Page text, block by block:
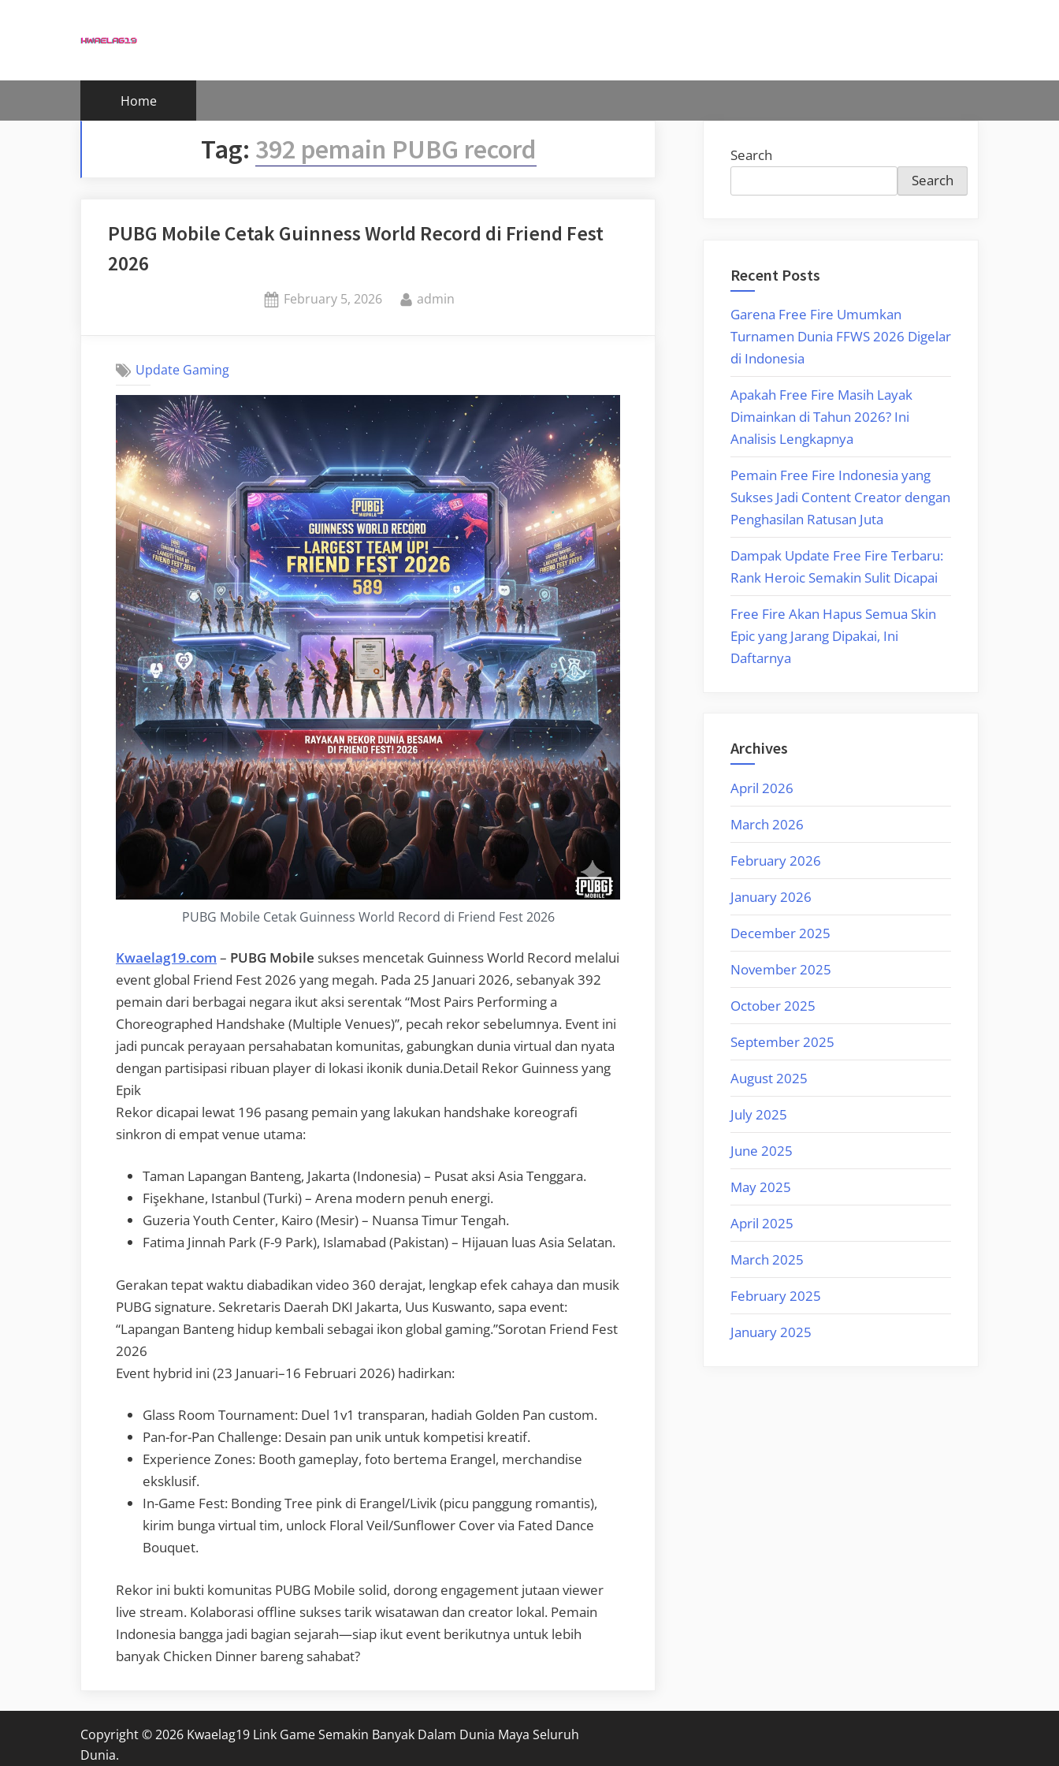
Home
Tag: 392 pemain PUBG record
PUBG Mobile Cetak Guinness World Record di Friend Fest
2026
Posted
February 5, 2026 By
admin
Update Gaming
PUBG Mobile Cetak Guinness World Record di Friend Fest 2026
Kwaelag19.com – PUBG Mobile sukses mencetak Guinness World Record melalui
event global Friend Fest 2026 yang megah. Pada 25 Januari 2026, sebanyak 392
pemain dari berbagai negara ikut aksi serentak “Most Pairs Performing a
Choreographed Handshake (Multiple Venues)”, pecah rekor sebelumnya. Event ini
jadi puncak perayaan persahabatan komunitas, gabungkan dunia virtual dan nyata
dengan partisipasi ribuan player di lokasi ikonik dunia.Detail Rekor Guinness yang
Epik
Rekor dicapai lewat 196 pasang pemain yang lakukan handshake koreografi
sinkron di empat venue utama:
Taman Lapangan Banteng, Jakarta (Indonesia) – Pusat aksi Asia Tenggara.
Fişekhane, Istanbul (Turki) – Arena modern penuh energi.
Guzeria Youth Center, Kairo (Mesir) – Nuansa Timur Tengah.
Fatima Jinnah Park (F-9 Park), Islamabad (Pakistan) – Hijauan luas Asia Selatan.
Gerakan tepat waktu diabadikan video 360 derajat, lengkap efek cahaya dan musik
PUBG signature. Sekretaris Daerah DKI Jakarta, Uus Kuswanto, sapa event:
“Lapangan Banteng hidup kembali sebagai ikon global gaming.”Sorotan Friend Fest
2026
Event hybrid ini (23 Januari–16 Februari 2026) hadirkan:
Glass Room Tournament: Duel 1v1 transparan, hadiah Golden Pan custom.
Pan-for-Pan Challenge: Desain pan unik untuk kompetisi kreatif.
Experience Zones: Booth gameplay, foto bertema Erangel, merchandise
eksklusif.
In-Game Fest: Bonding Tree pink di Erangel/Livik (picu panggung romantis),
kirim bunga virtual tim, unlock Floral Veil/Sunflower Cover via Fated Dance
Bouquet.
Rekor ini bukti komunitas PUBG Mobile solid, dorong engagement jutaan viewer
live stream. Kolaborasi offline sukses tarik wisatawan dan creator lokal. Pemain
Indonesia bangga jadi bagian sejarah—siap ikut event berikutnya untuk lebih
banyak Chicken Dinner bareng sahabat?
Search
Search
Recent Posts
Garena Free Fire Umumkan
Turnamen Dunia FFWS 2026 Digelar
di Indonesia
Apakah Free Fire Masih Layak
Dimainkan di Tahun 2026? Ini
Analisis Lengkapnya
Pemain Free Fire Indonesia yang
Sukses Jadi Content Creator dengan
Penghasilan Ratusan Juta
Dampak Update Free Fire Terbaru:
Rank Heroic Semakin Sulit Dicapai
Free Fire Akan Hapus Semua Skin
Epic yang Jarang Dipakai, Ini
Daftarnya
Archives
April 2026
March 2026
February 2026
January 2026
December 2025
November 2025
October 2025
September 2025
August 2025
July 2025
June 2025
May 2025
April 2025
March 2025
February 2025
January 2025
Copyright © 2026 Kwaelag19 Link Game Semakin Banyak Dalam Dunia Maya Seluruh
Dunia.